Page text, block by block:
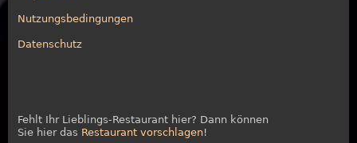
Nutzungsbedingungen
Datenschutz
Fehlt Ihr Lieblings-Restaurant hier? Dann können
Sie hier das Restaurant vorschlagen!